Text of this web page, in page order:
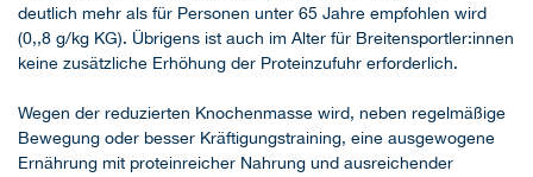
deutlich mehr als für Personen unter 65 Jahre empfohlen wird
(0,,8 g/kg KG). Übrigens ist auch im Alter für Breitensportler:innen
keine zusätzliche Erhöhung der Proteinzufuhr erforderlich.
Wegen der reduzierten Knochenmasse wird, neben regelmäßige
Bewegung oder besser Kräftigungstraining, eine ausgewogene
Ernährung mit proteinreicher Nahrung und ausreichender